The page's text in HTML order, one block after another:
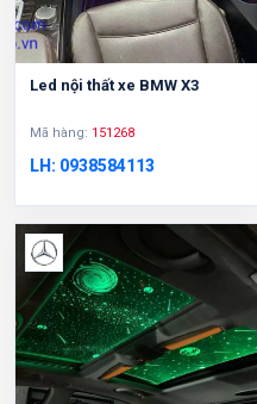
Led nội thất xe BMW X3
Mã hàng: 151268
LH: 0938584113